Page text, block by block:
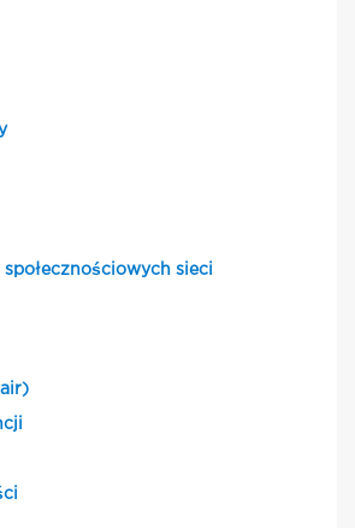
społecznościowych sieci